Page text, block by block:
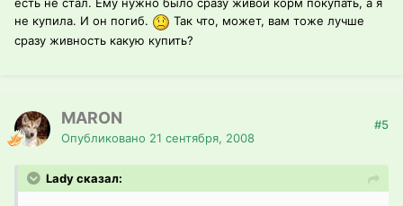
есть не стал. Ему нужно было сразу живой корм покупать, а я
не купила. И он погиб.
Так что, может, вам тоже лучше
сразу живность какую купить?
MARON
Опубликовано 21 сентября, 2008
#5
Lady сказал: